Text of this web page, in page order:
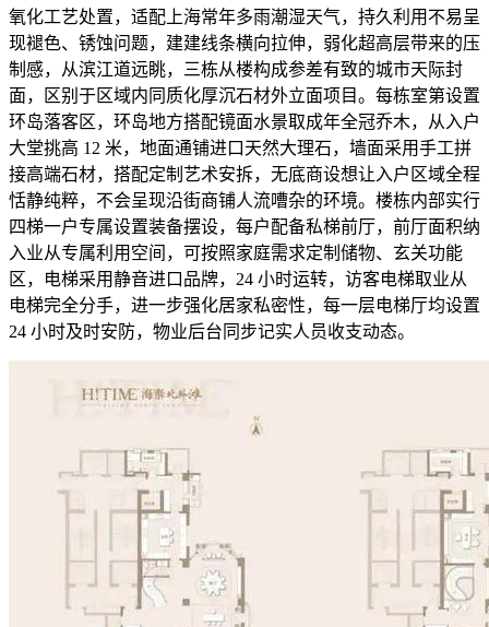
氧化工艺处置，适配上海常年多雨潮湿天气，持久利用不易呈
现褪色、锈蚀问题，建建线条横向拉伸，弱化超高层带来的压
制感，从滨江道远眺，三栋从楼构成参差有致的城市天际封
面，区别于区域内同质化厚沉石材外立面项目。每栋室第设置
环岛落客区，环岛地方搭配镜面水景取成年全冠乔木，从入户
大堂挑高 12 米，地面通铺进口天然大理石，墙面采用手工拼
接高端石材，搭配定制艺术安拆，无底商设想让入户区域全程
恬静纯粹，不会呈现沿街商铺人流嘈杂的环境。楼栋内部实行
四梯一户专属设置装备摆设，每户配备私梯前厅，前厅面积纳
入业从专属利用空间，可按照家庭需求定制储物、玄关功能
区，电梯采用静音进口品牌，24 小时运转，访客电梯取业从
电梯完全分手，进一步强化居家私密性，每一层电梯厅均设置
24 小时及时安防，物业后台同步记实人员收支动态。